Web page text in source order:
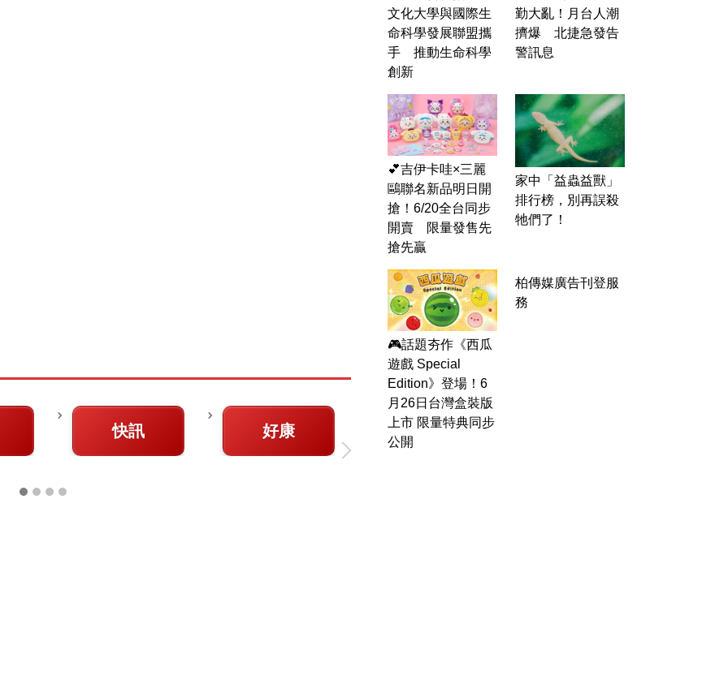
快訊 好康 運勢
文化大學與國際生
命科學發展聯盟攜
手 推動生命科學
創新
勤大亂！月台人潮
擠爆 北捷急發告
警訊息
💕吉伊卡哇×三麗
鷗聯名新品明日開
搶！6/20全台同步
開賣 限量發售先
搶先贏
家中「益蟲益獸」
排行榜，別再誤殺
牠們了！
🎮話題夯作《西瓜
遊戲 Special
Edition》登場！6
月26日台灣盒裝版
上市 限量特典同步
公開
柏傳媒廣告刊登服
務